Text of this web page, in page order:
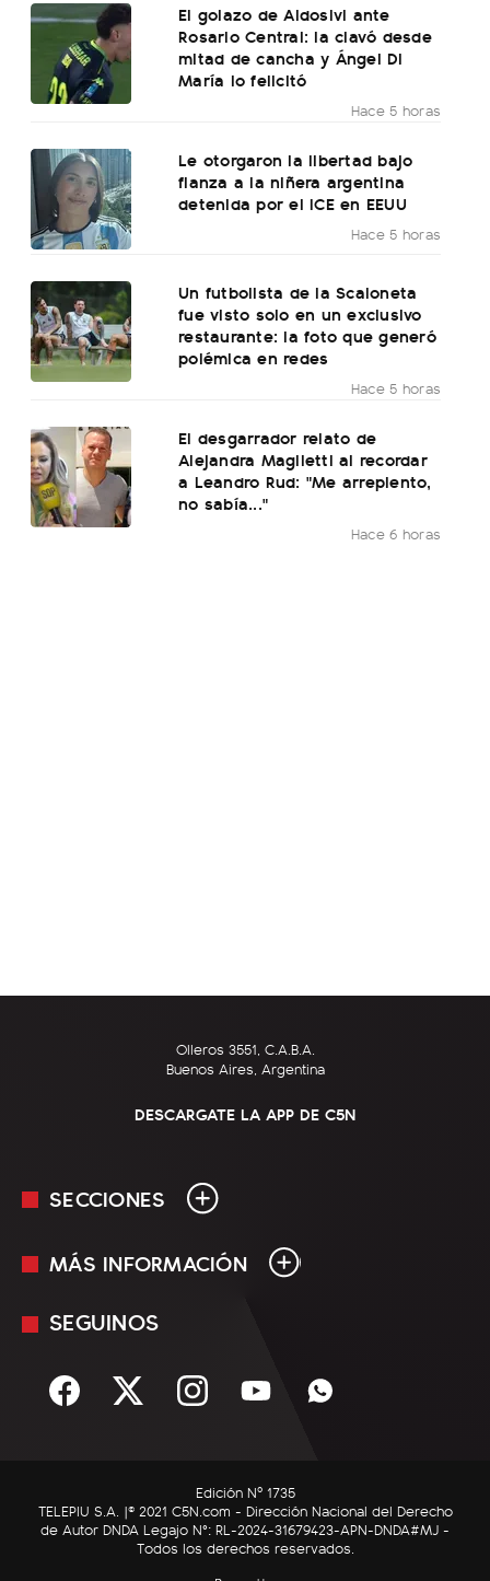
El golazo de Aldosivi ante
Rosario Central: la clavó desde
mitad de cancha y Ángel Di
María lo felicitó
Hace 5 horas
Le otorgaron la libertad bajo
fianza a la niñera argentina
detenida por el ICE en EEUU
Hace 5 horas
Un futbolista de la Scaloneta
fue visto solo en un exclusivo
restaurante: la foto que generó
polémica en redes
Hace 5 horas
El desgarrador relato de
Alejandra Maglietti al recordar
a Leandro Rud: "Me arrepiento,
no sabía..."
Hace 6 horas
Olleros 3551, C.A.B.A.
Buenos Aires, Argentina
DESCARGATE LA APP DE C5N
SECCIONES
En Vivo
Sociedad
C5N Autos
RatingCero
MÁS INFORMACIÓN
Mediakit
Términos y condiciones
SEGUINOS
Edición Nº 1735
TELEPIU S.A. |© 2021 C5N.com - Dirección Nacional del Derecho
de Autor DNDA Legajo N°: RL-2024-31679423-APN-DNDA#MJ -
Todos los derechos reservados.